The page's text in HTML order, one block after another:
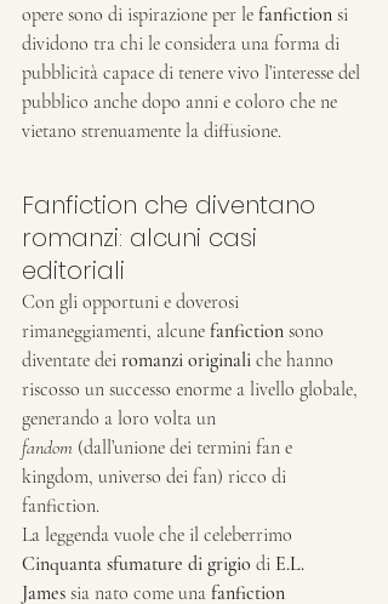
opere sono di ispirazione per le fanfiction si
dividono tra chi le considera una forma di
pubblicità capace di tenere vivo l’interesse del
pubblico anche dopo anni e coloro che ne
vietano strenuamente la diffusione.
Fanfiction che diventano
romanzi: alcuni casi
editoriali
Con gli opportuni e doverosi
rimaneggiamenti, alcune fanfiction sono
diventate dei romanzi originali che hanno
riscosso un successo enorme a livello globale,
generando a loro volta un
fandom (dall’unione dei termini fan e
kingdom, universo dei fan) ricco di
fanfiction.
La leggenda vuole che il celeberrimo
Cinquanta sfumature di grigio di E.L.
James sia nato come una fanfiction